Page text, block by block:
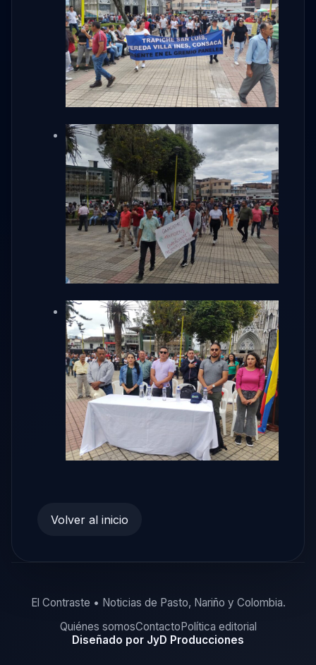
Volver al inicio
El Contraste • Noticias de Pasto, Nariño y Colombia.
Quiénes somosContacto Política editorial
Diseñado por JyD Producciones